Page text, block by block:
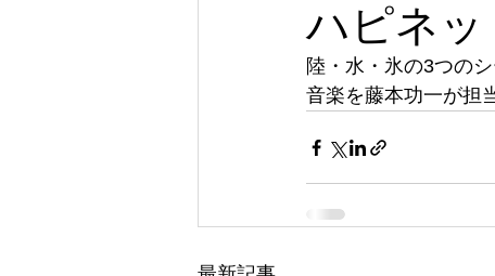
ハピネッ
陸・水・氷の3つの
音楽を藤本功一が担